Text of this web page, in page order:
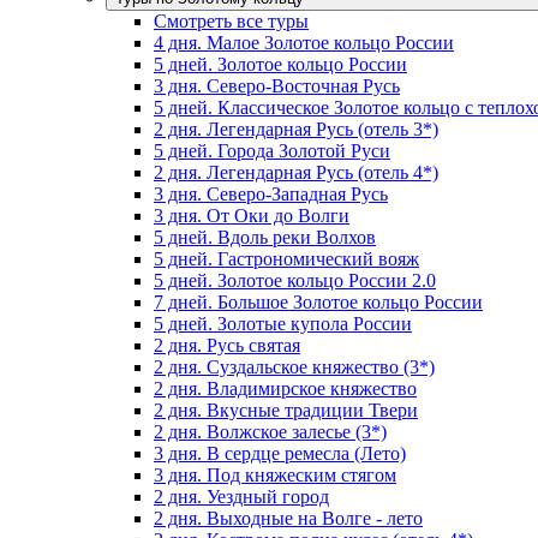
Смотреть все туры
4 дня. Малое Золотое кольцо России
5 дней. Золотое кольцо России
3 дня. Северо-Восточная Русь
5 дней. Классическое Золотое кольцо с
2 дня. Легендарная Русь (отель 3*)
5 дней. Города Золотой Руси
2 дня. Легендарная Русь (отель 4*)
3 дня. Северо-Западная Русь
3 дня. От Оки до Волги
5 дней. Вдоль реки Волхов
5 дней. Гастрономический вояж
5 дней. Золотое кольцо России 2.0
7 дней. Большое Золотое кольцо России
5 дней. Золотые купола России
2 дня. Русь святая
2 дня. Суздальское княжество (3*)
2 дня. Владимирское княжество
2 дня. Вкусные традиции Твери
2 дня. Волжское залесье (3*)
3 дня. В сердце ремесла (Лето)
3 дня. Под княжеским стягом
2 дня. Уездный город
2 дня. Выходные на Волге - лето